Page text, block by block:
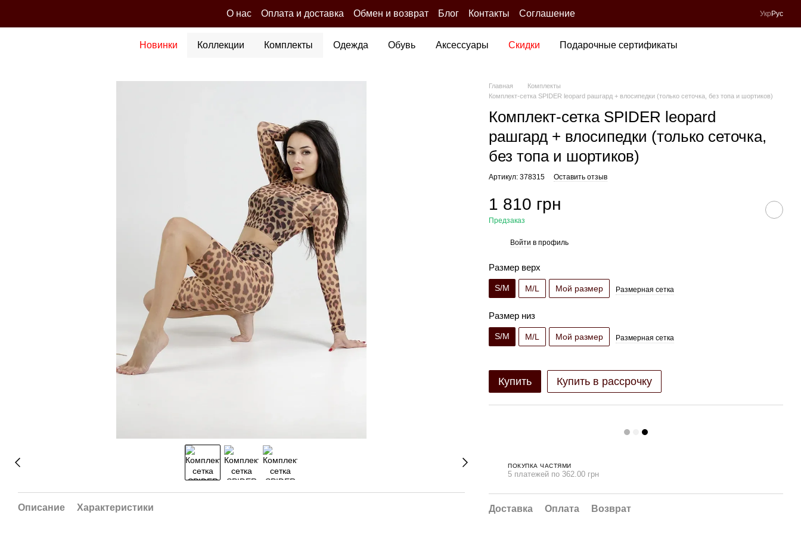
О нас Оплата и доставка Обмен и возврат Блог Контакты Соглашение Укр Рус
Новинки Коллекции Комплекты Одежда Обувь Аксессуары Скидки Подарочные сертификаты
Описание Характеристики
Главная
Комплекты
Комплект-сетка SPIDER leopard рашгард + влосипедки (только сеточка, без топа и шортиков)
Комплект-сетка SPIDER leopard
рашгард + влосипедки (только сеточка,
без топа и шортиков)
Артикул: 378315 Оставить отзыв
1 810 грн
Предзаказ
Войти в профиль
Размер верх
S/M M/L Мой размер Размерная сетка
Размер низ
S/M M/L Мой размер Размерная сетка
Купить Купить в рассрочку
ПОКУПКА ЧАСТЯМИ
5 платежей по 362.00 грн
Доставка Оплата Возврат